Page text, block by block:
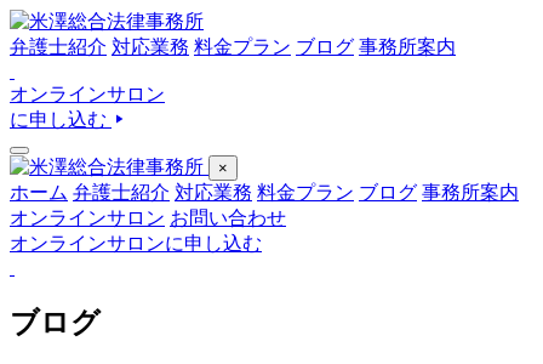
弁護士紹介 対応業務 料金プラン ブログ 事務所案内
オンラインサロン
に申し込む
×
ホーム 弁護士紹介 対応業務 料金プラン ブログ 事務所案内
オンラインサロン お問い合わせ
オンラインサロンに申し込む
ブログ